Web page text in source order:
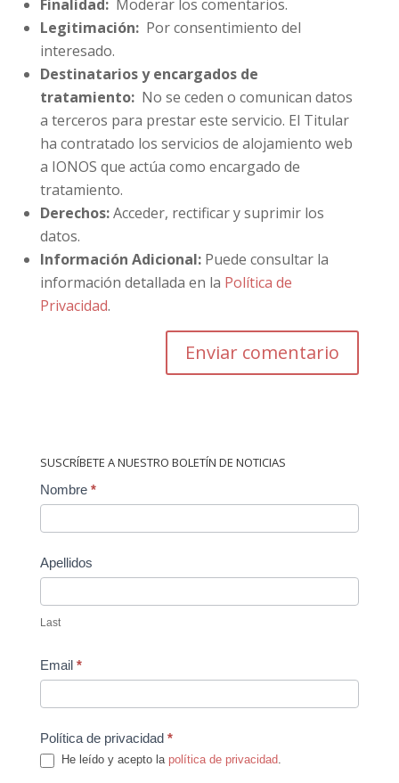
Finalidad:Moderar los comentarios.
Legitimación:Por consentimiento del
interesado.
Destinatarios y encargados de
tratamiento:No se ceden o comunican datos
a terceros para prestar este servicio. El Titular
ha contratado los servicios de alojamiento web
a IONOS que actúa como encargado de
tratamiento.
Derechos:Acceder, rectificar y suprimir los
datos.
Información Adicional:Puede consultar la
información detallada en la Política de
Privacidad.
SUSCRÍBETE A NUESTRO BOLETÍN DE NOTICIAS
Contact
Nombre *
Apellidos
Last
Email *
Política de privacidad *
He leído y acepto la política de privacidad.